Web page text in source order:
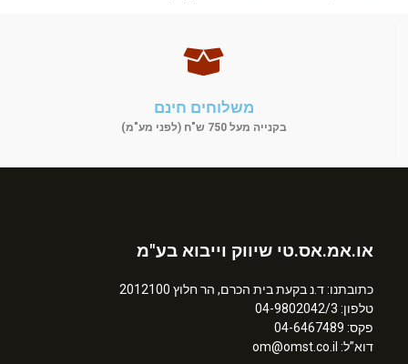
משלוחים חינם
בקנייה מעל 750 ש"ח (לפני מע"מ)
או.אמ.אס.טי שיווק וייבוא בע"מ
כתובתנו: ד.נ בקעת בית הכרם, הר חלוץ 2012100
טלפון: 04-9802042/3
פקס: 04-6467489
דוא”ל: om@omst.co.il